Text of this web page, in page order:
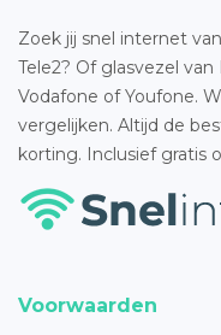
Zoek jij snel internet
Tele2? Of glasvezel van
Vodafone of Youfone.
vergelijken. Altijd de
korting. Inclusief gratis
Voorwaarden